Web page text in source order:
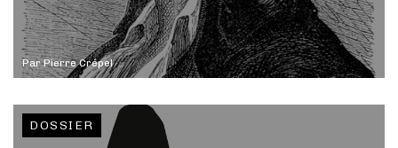
ParPierre Crépel
DOSSIER